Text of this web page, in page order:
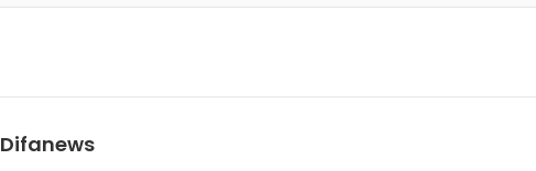
Difanews